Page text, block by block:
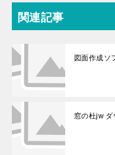
関連記事
図面作成ソ
窓の杜jw